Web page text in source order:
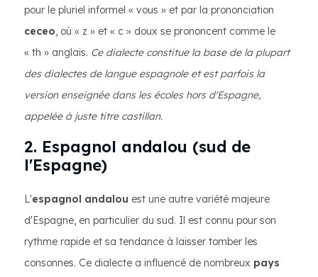
pour le pluriel informel « vous » et par la prononciation
ceceo, où « z » et « c » doux se prononcent comme le
« th » anglais. Ce dialecte constitue la base de la plupart
des dialectes de langue espagnole et est parfois la
version enseignée dans les écoles hors d'Espagne,
appelée à juste titre castillan.
2. Espagnol andalou (sud de
l'Espagne)
L'espagnol andalou est une autre variété majeure
d'Espagne, en particulier du sud. Il est connu pour son
rythme rapide et sa tendance à laisser tomber les
consonnes. Ce dialecte a influencé de nombreux pays